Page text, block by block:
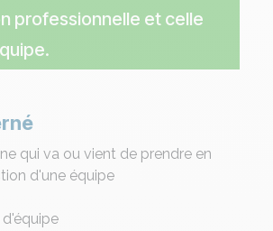
professionnelle et celle
qui va ou vient de prendre en
d'une équipe